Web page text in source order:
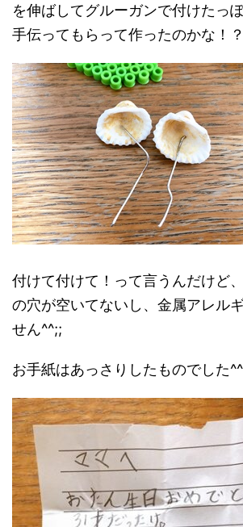
を伸ばしてグルーガンで付けたっ
手伝ってもらって作ったのかな！？
付けて付けて！って言うんだけど
の穴が空いてないし、金属アレル
せん^^;;
お手紙はあっさりしたものでした